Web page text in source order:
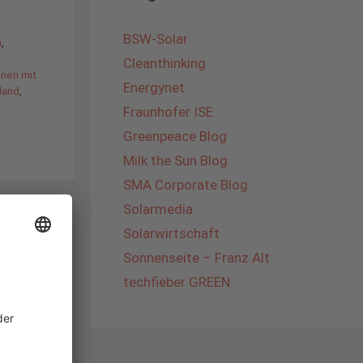
mit
BSW-Solar
Cleanthinking
Energynet
Fraunhofer ISE
Greenpeace Blog
Milk the Sun Blog
SMA Corporate Blog
Solarmedia
Solarwirtschaft
Sonnenseite – Franz Alt
techfieber GREEN